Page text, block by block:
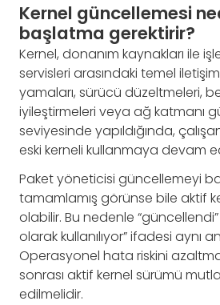
Kernel güncellemesi
başlatma gerektirir?
Kernel, donanım kaynakları ile
servisleri arasındaki temel
yamaları, sürücü düzeltmeleri,
iyileştirmeleri veya ağ katmanı
seviyesinde yapıldığında,
eski kerneli kullanmaya devam
Paket yöneticisi güncellemeyi
tamamlamış görünse bile aktif
olabilir. Bu nedenle
olarak kullanılıyor” ifadesi aynı
Operasyonel hata riskini
sonrası aktif kernel sürümü
edilmelidir.